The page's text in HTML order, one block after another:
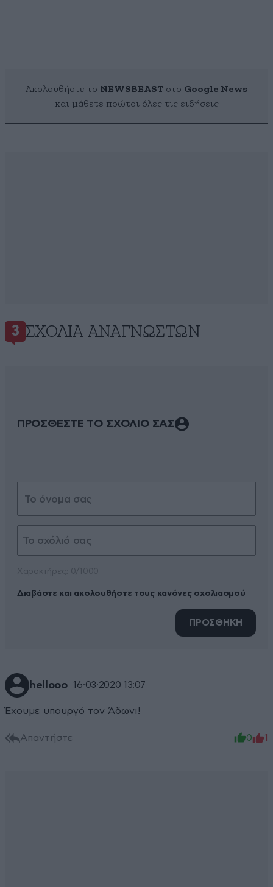
Ακολουθήστε το NEWSBEAST στο Google News
και μάθετε πρώτοι όλες τις ειδήσεις
3 ΣΧΌΛΙΑ ΑΝΑΓΝΩΣΤΏΝ
ΠΡΟΣΘΕΣΤΕ ΤΟ ΣΧΟΛΙΟ ΣΑΣ
Διαβάστε και ακολουθήστε τους κανόνες σχολιασμού
ΠΡΟΣΘΗΚΗ
helloοο 16·03·2020 13:07
Έχουμε υπουργό τον Άδωνι!
Απαντήστε 0 1